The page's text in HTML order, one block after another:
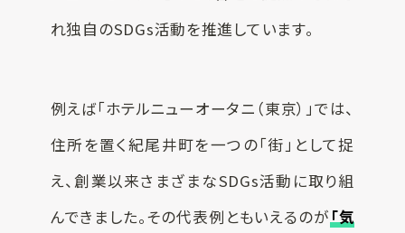
れ独自のSDGs活動を推進しています。
例えば「ホテルニューオータニ（東京）」では、
住所を置く紀尾井町を一つの「街」として捉
え、創業以来さまざまなSDGs活動に取り組
んできました。その代表例ともいえるのが「気